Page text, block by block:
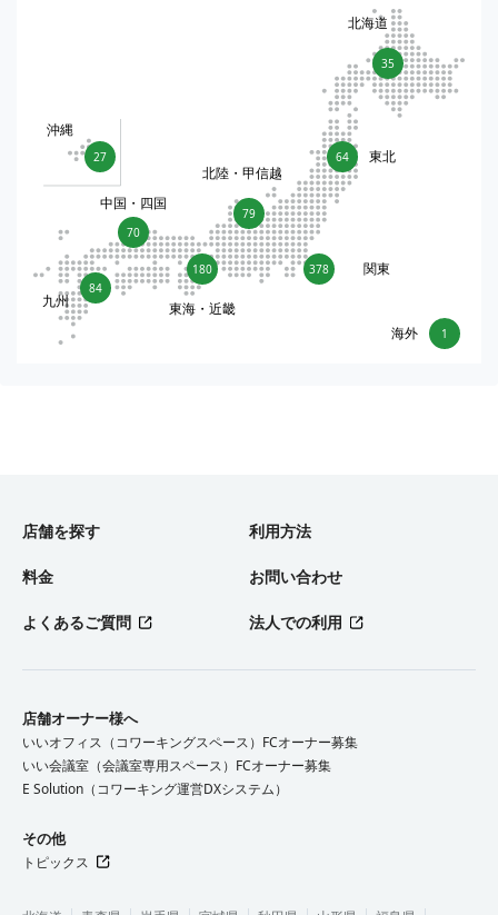
35
北海道
64 東北
378 関東
79
北陸・甲信越
180
東海・近畿
70
中国・四国
84
九州
27
沖縄
1
海外
店舗を探す 利用方法
料金 お問い合わせ
よくあるご質問 法人での利用
店舗オーナー様へ
いいオフィス（コワーキングスペース）FCオーナー募集
いい会議室（会議室専用スペース）FCオーナー募集
E Solution（コワーキング運営DXシステム）
その他
トピックス